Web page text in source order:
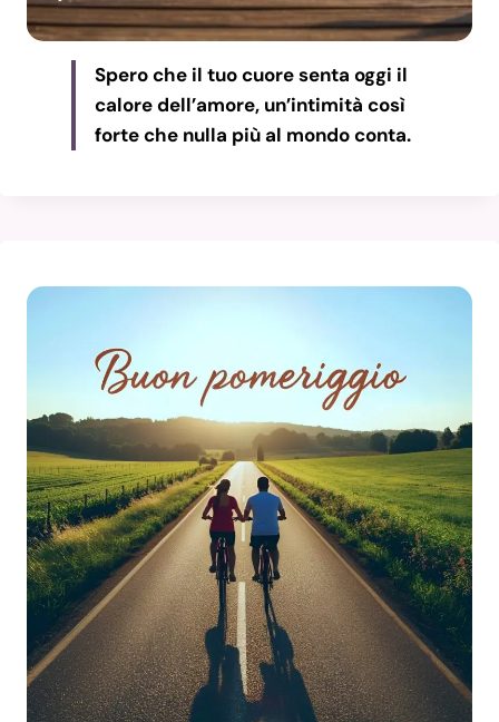
Spero che il tuo cuore senta oggi il
calore dell’amore, un’intimità così
forte che nulla più al mondo conta.